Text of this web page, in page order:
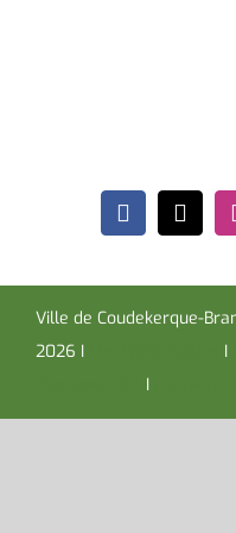
Ville de Coudekerque-
2026 I
I
I